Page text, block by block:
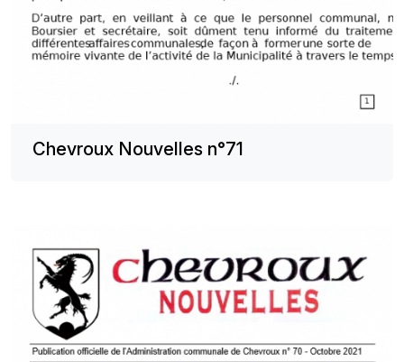
Chevroux Nouvelles n°71